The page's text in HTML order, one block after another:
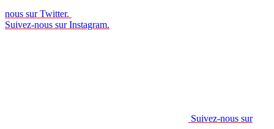
nous sur Twitter.
Suivez-nous sur Instagram.
Suivez-nous sur